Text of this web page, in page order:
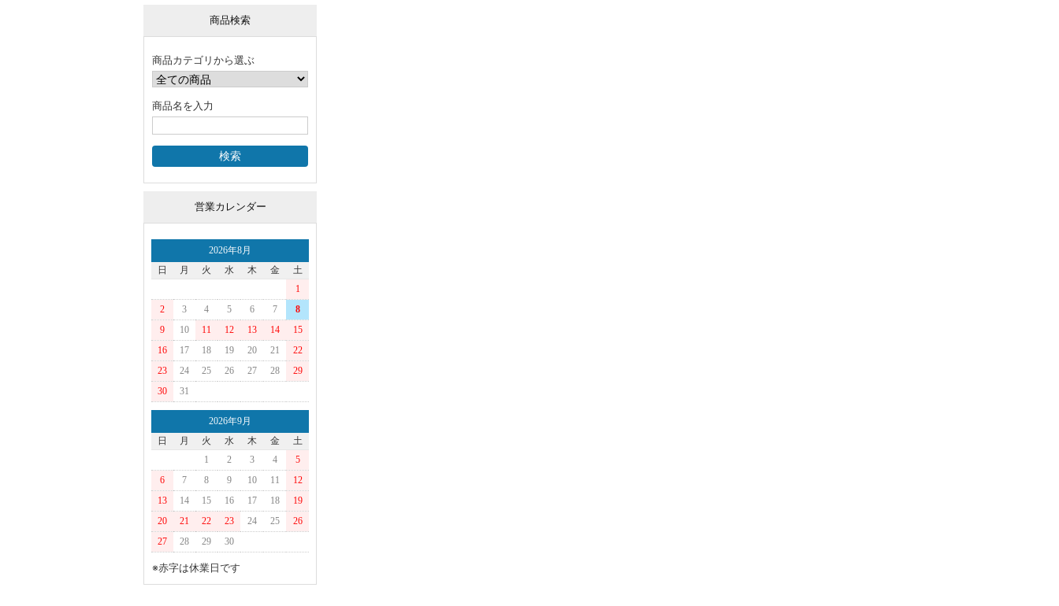
商品検索
商品カテゴリから選ぶ
商品名を入力
営業カレンダー
2026年8月
日
月 火 水 木 金
土
1
2
3 4 5 6 7
8
9
10 11 12 13 14
15
16
17 18 19 20 21
22
23
24 25 26 27 28
29
30
31
2026年9月
日
月 火 水 木 金
土
1
2 3 4
5
6
7 8 9 10 11
12
13
14 15 16 17 18
19
20
21 22 23 24 25
26
27
28 29 30
※赤字は休業日です